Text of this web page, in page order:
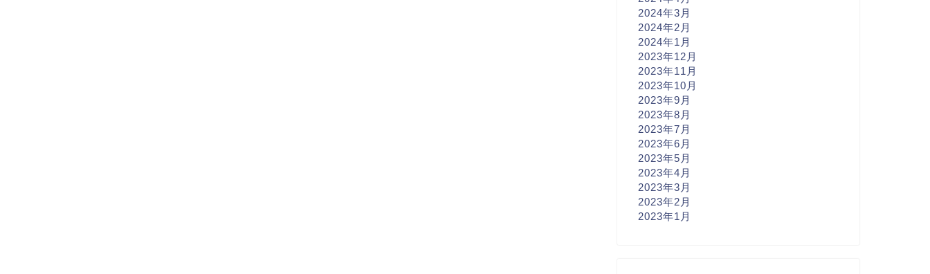
2024年3月
2024年2月
2024年1月
2023年12月
2023年11月
2023年10月
2023年9月
2023年8月
2023年7月
2023年6月
2023年5月
2023年4月
2023年3月
2023年2月
2023年1月